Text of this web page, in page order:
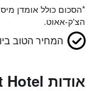
*הסכום כולל אומדן
הצ'ק-אאוט.
המחיר הטוב
אודות Grassmarket Hotel